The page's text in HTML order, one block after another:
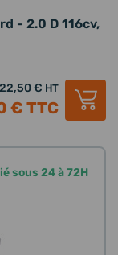
- 2.0 D 116cv,
€ HT
€ TTC
sous 24 à 72H